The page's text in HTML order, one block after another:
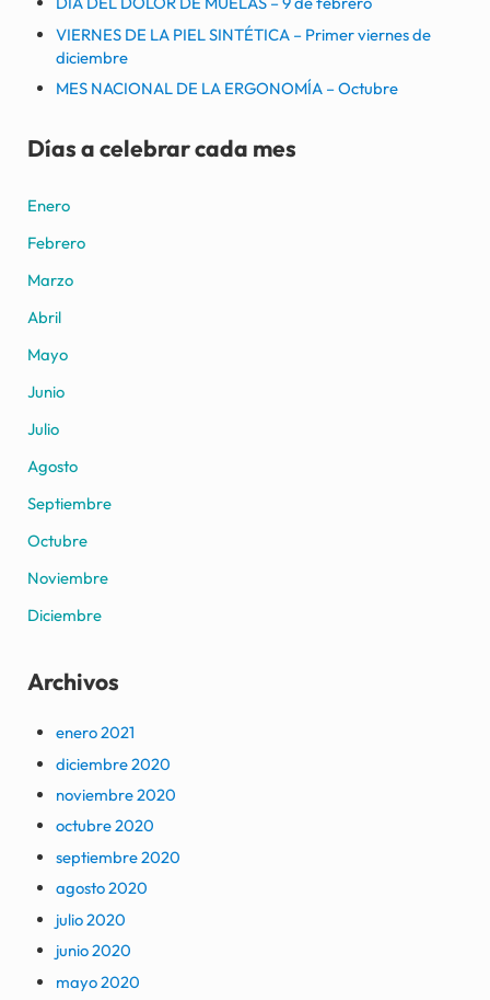
VIERNES DE LA PIEL SINTÉTICA – Primer viernes de
diciembre
MES NACIONAL DE LA ERGONOMÍA – Octubre
Días a celebrar cada mes
Enero
Febrero
Marzo
Abril
Mayo
Junio
Julio
Agosto
Septiembre
Octubre
Noviembre
Diciembre
Archivos
enero 2021
diciembre 2020
noviembre 2020
octubre 2020
septiembre 2020
agosto 2020
julio 2020
junio 2020
mayo 2020